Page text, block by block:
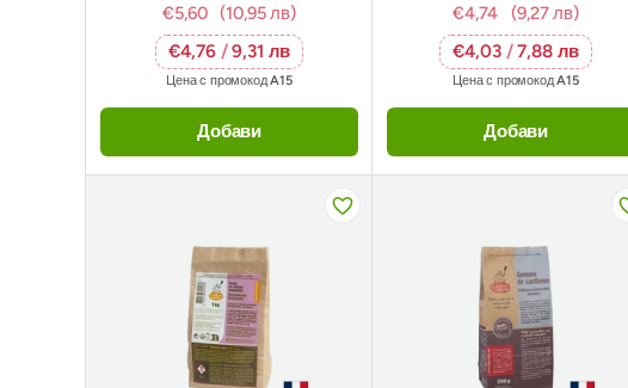
€5,60
(10,95 лв)
€4,76 /9,31 лв
Цена с промокодA15
Добави
€4,74
(9,27 лв)
€4,03 /7,88 лв
Цена с промокодA15
Добави